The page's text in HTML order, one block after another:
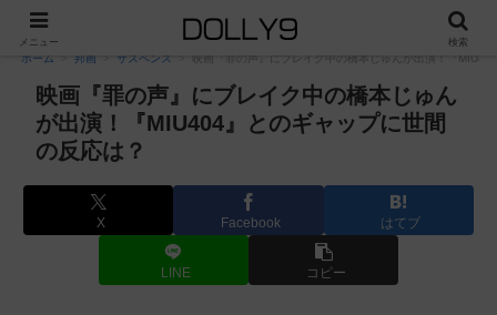
PR
ホーム 邦画 サスペンス 映画『罪の声』にブレイク中の橋本じゅんが出演！『
映画『罪の声』にブレイク中の橋本じゅん
が出演！『MIU404』とのギャップに世間
の反応は？
X Facebook はてブ
LINE コピー
メニュー 検索